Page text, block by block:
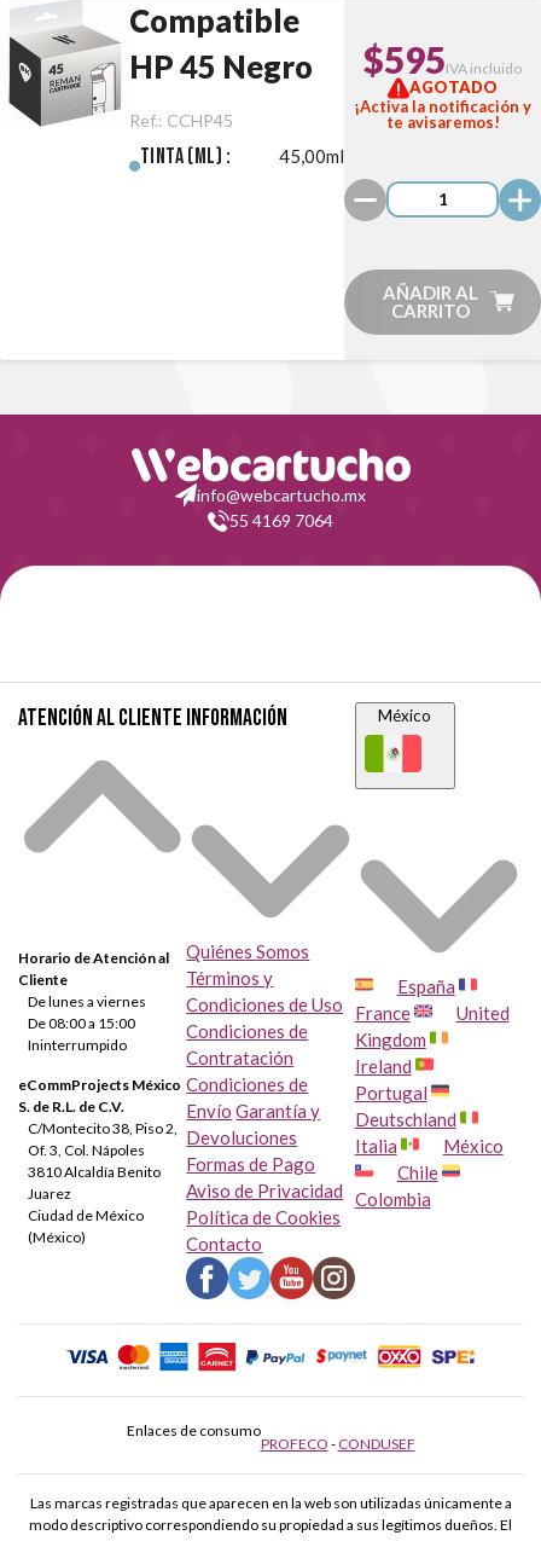
Compatible
HP 45 Negro
Ref.: CCHP45
Tinta (ml) : 45,00ml
$595IVA incluido
AGOTADO
¡Activa la notificación y
te avisaremos!
AÑADIR AL
CARRITO
info@webcartucho.mx
55 4169 7064
Atención al cliente
Horario de Atención al
Cliente
De lunes a viernes
De 08:00 a 15:00
Ininterrumpido
eCommProjects México
S. de R.L. de C.V.
C/Montecito 38, Piso 2,
Of. 3, Col. Nápoles
3810 Alcaldía Benito
Juarez
Ciudad de México
(México)
Información
Quiénes Somos
Términos y
Condiciones de Uso
Condiciones de
Contratación
Condiciones de
Envío Garantía y
Devoluciones
Formas de Pago
Aviso de Privacidad
Política de Cookies
Contacto
México
España
France
United
Kingdom
Ireland
Portugal
Deutschland
Italia
México
Chile
Colombia
Enlaces de consumo
PROFECO - CONDUSEF
Las marcas registradas que aparecen en la web son utilizadas únicamente a
modo descriptivo correspondiendo su propiedad a sus legítimos dueños. El